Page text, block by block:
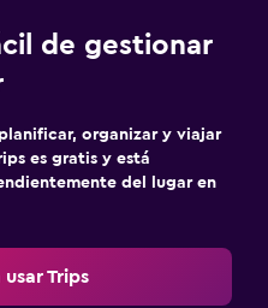
de gestionar
organizar y viajar
es gratis y está
del lugar en
usar Trips